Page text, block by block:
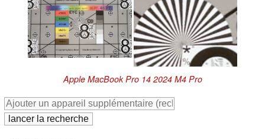
Apple MacBook Pro 14 2024 M4 Pro